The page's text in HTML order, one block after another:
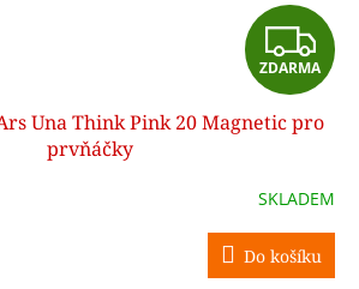
Z
D
A
R
M
ZDARMA
Una Think Pink 20 Magnetic pro
prvňáčky
SKLADEM
Do košíku